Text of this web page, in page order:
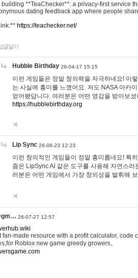
building **TeaChecker**: a privacy-first service
dating feedback app where people
https://teachecker.net/
글달기
Hubble Birthday 26-04-17 15:15
이런 게임들은 정말 창의력을 자극하네요! 이
는 사실에 흥미를 느꼈어요. 저도 NASA 아카
얻어봤답니다. 여러분은 어떤 영감을 받아보
https://hubblebirthday.org
Lip Sync 26-06-23 12:23
이런 창의적인 게임들이 정말 흥미롭네요! 특
즘은 LipSync AI 같은 도구를 사용해 자연스
러분은 어떤 게임에서 가장 창의성을 발휘해
26-07-27 12:57
made resource with a profit calculator, code
Roblox new game greedy growers。